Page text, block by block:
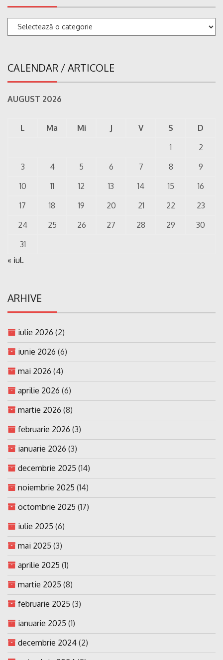
Categorii
CALENDAR / ARTICOLE
AUGUST 2026
L Ma Mi J V S
D
1
2
3
4 5 6 7 8
9
10
11 12 13 14 15
16
17
18 19 20 21 22
23
24
25 26 27 28 29
30
31
« iul.
ARHIVE
iulie 2026 (2)
iunie 2026 (6)
mai 2026 (4)
aprilie 2026 (6)
martie 2026 (8)
februarie 2026 (3)
ianuarie 2026 (3)
decembrie 2025 (14)
noiembrie 2025 (14)
octombrie 2025 (17)
iulie 2025 (6)
mai 2025 (3)
aprilie 2025 (1)
martie 2025 (8)
februarie 2025 (3)
ianuarie 2025 (1)
decembrie 2024 (2)